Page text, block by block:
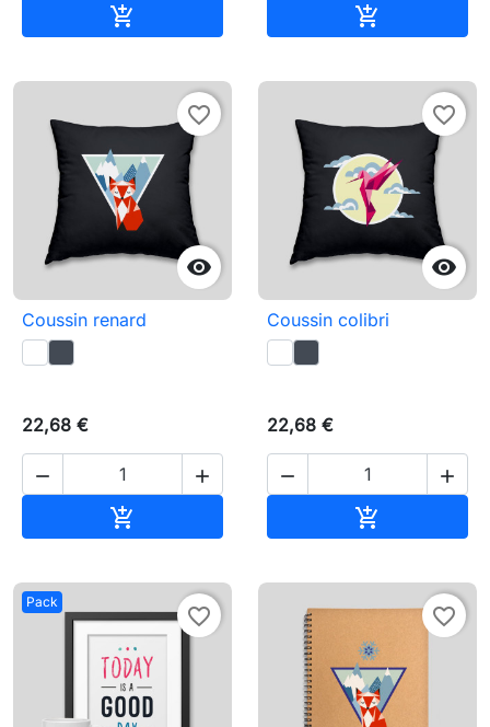
 

favorite_border
Coussin renard
22,68 €
 


favorite_border
Coussin colibri
22,68 €
 

Pack
favorite_border favorite_border